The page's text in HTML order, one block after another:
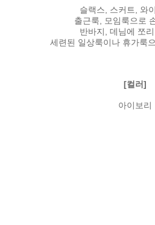
슬랙스, 스커트, 와
출근룩, 모임룩으로
반바지, 데님에 쪼
세련된 일상룩이나 휴가룩
[컬러]
아이보리